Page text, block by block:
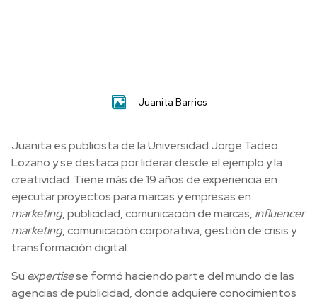
Juanita Barrios
Juanita es publicista de la Universidad Jorge Tadeo
Lozano y se destaca por liderar desde el ejemplo y la
creatividad. Tiene más de 19 años de experiencia en
ejecutar proyectos para marcas y empresas en
marketing, publicidad, comunicación de marcas, influencer
marketing, comunicación corporativa, gestión de crisis y
transformación digital.
Su expertisese formó haciendo parte del mundo de las
agencias de publicidad, donde adquiere conocimientos